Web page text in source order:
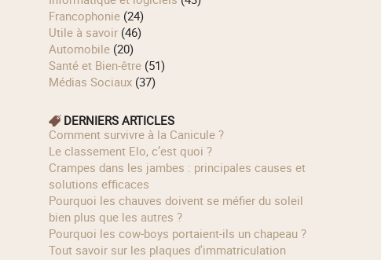
Francophonie(24)
Utile à savoir(46)
Automobile(20)
Santé et Bien-être(51)
Médias Sociaux(37)
DERNIERS ARTICLES
Comment survivre à la Canicule ?
Le classement Elo, c’est quoi ?
Crampes dans les jambes : principales causes et
solutions efficaces
Pourquoi les chauves doivent se méfier du soleil
bien plus que les autres ?
Pourquoi les cow‑boys portaient‑ils un chapeau ?
Tout savoir sur les plaques d'immatriculation